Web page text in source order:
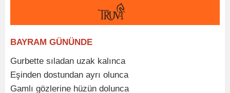
BAYRAM GÜNÜNDE
Gurbette sıladan uzak kalınca
Eşinden dostundan ayrı olunca
Gamlı gözlerine hüzün dolunca